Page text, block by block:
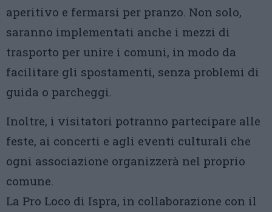
aperitivo e fermarsi per pranzo. Non solo,
saranno implementati anche i mezzi di
trasporto per unire i comuni, in modo da
facilitare gli spostamenti, senza problemi di
guida o parcheggi.
Inoltre, i visitatori potranno partecipare alle
feste, ai concerti e agli eventi culturali che
ogni associazione organizzerà nel proprio
comune.
La Pro Loco di Ispra, in collaborazione con il